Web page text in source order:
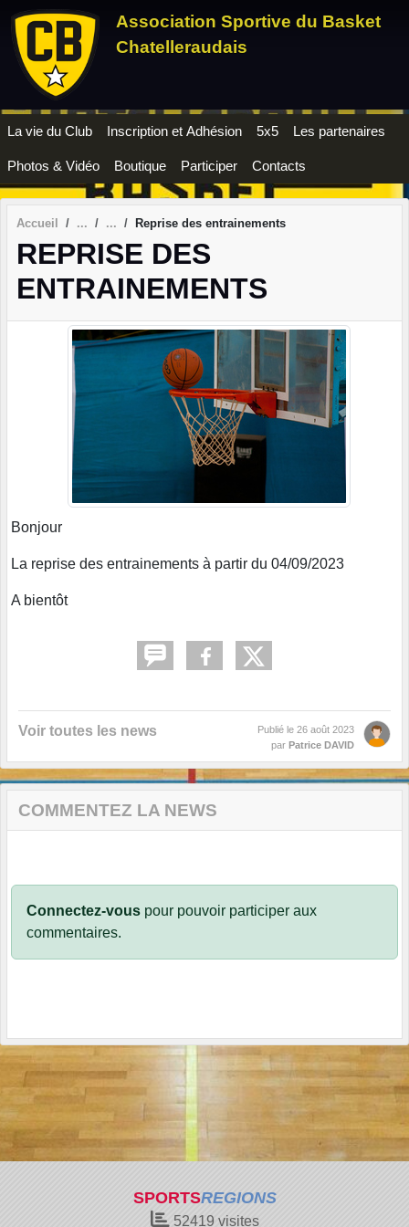
Association Sportive du Basket
Chatelleraudais
La vie du Club Inscription et Adhésion 5x5 Les partenaires
Photos & Vidéo Boutique Participer Contacts
Accueil Reprise des entrainements
REPRISE DES
ENTRAINEMENTS
Bonjour
La reprise des entrainements à partir du 04/09/2023
A bientôt
Voir toutes les news Publié le 26 août 2023
par Patrice DAVID
COMMENTEZ LA NEWS
Connectez-vous pour pouvoir participer aux
commentaires.
SPORTSREGIONS
52419 visites
Panneau de gestion des cookies